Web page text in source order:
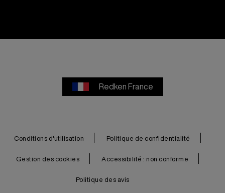
Redken France
Conditions d'utilisation Politique de confidentialité
Gestion des cookies Accessibilité : non conforme
Politique des avis